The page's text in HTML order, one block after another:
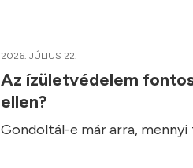
2026. JÚLIUS 22.
Az ízületvédelem
ellen?
Gondoltál-e már arra,